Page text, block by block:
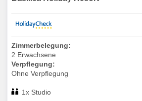
Zimmerbelegung:
2 Erwachsene
Verpflegung:
Ohne Verpflegung
1x Studio